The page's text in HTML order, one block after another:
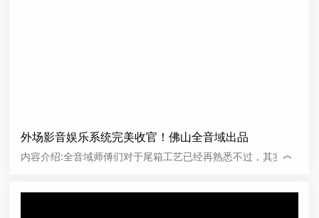
外场影音娱乐系统完美收官！佛山全音域出品
内容介绍:全音域师傅们对于尾箱工艺已经再熟悉不过，其实外
︽